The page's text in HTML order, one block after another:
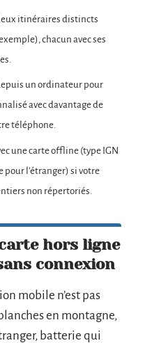
itinéraires distincts
chacun avec ses
un ordinateur pour
avec davantage de
téléphone.
une carte offline (type IGN
pour l’étranger) si votre
non répertoriés.
hors ligne
connexion
mobile n’est pas
en montagne,
batterie qui